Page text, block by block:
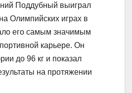
Поддубный выиграл
Олимпийских играх в
его самым значимым
карьере. Он
до 96 кг и показал
на протяжении